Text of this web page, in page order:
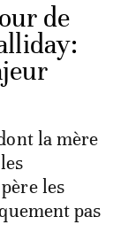
de
la mère
les
pas